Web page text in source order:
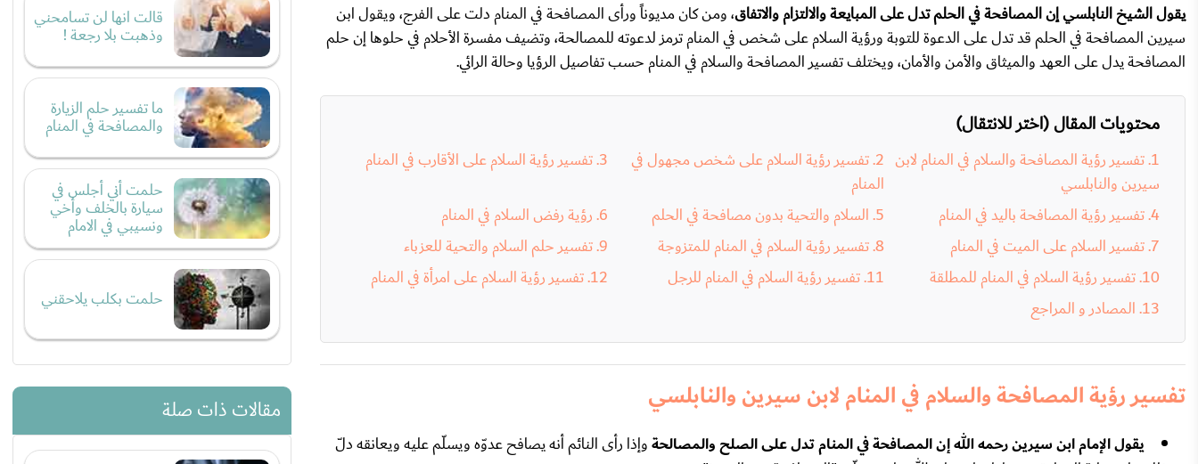
يقول الشيخ النابلسي إن المصافحة في الحلم تدل على المبايعة والالتزام والاتفاق، ومن كان مديوناً ورأى المصافحة في المنام دلت على الفرج، ويقول ابن
سيرين المصافحة في الحلم قد تدل على الدعوة للتوبة ورؤية السلام على شخص في المنام ترمز لدعوته للمصالحة، وتضيف مفسرة الأحلام في حلوها إن حلم
المصافحة يدل على العهد والميثاق والأمن والأمان، ويختلف تفسير المصافحة والسلام في المنام حسب تفاصيل الرؤيا وحالة الرائي.
محتويات المقال (اختر للانتقال)
تفسير رؤية المصافحة والسلام في المنام لابن
سيرين والنابلسي
تفسير رؤية السلام على شخص مجهول في
المنام
تفسير رؤية السلام على الأقارب في المنام
تفسير رؤية المصافحة باليد في المنام السلام والتحية بدون مصافحة في الحلم
رؤية رفض السلام في المنام
تفسير السلام على الميت في المنام
تفسير رؤية السلام في المنام للمتزوجة
تفسير حلم السلام والتحية للعزباء
تفسير رؤية السلام في المنام للمطلقة
تفسير رؤية السلام في المنام للرجل
تفسير رؤية السلام على امرأة في المنام
المصادر و المراجع
تفسير رؤية المصافحة والسلام في المنام لابن سيرين والنابلسي
يقول الإمام ابن سيرين رحمه الله إن المصافحة في المنام تدل على الصلح والمصالحةوإذا رأى النائم أنه يصافح عدوّه ويسلّم عليه ويعانقه دلّ
قالت انها لن تسامحني
وذهبت بلا رجعة !
ما تفسير حلم الزيارة
والمصافحة في المنام
حلمت أني أجلس في
سيارة بالخلف وأخي
ونسيبي في الامام
حلمت بكلب يلاحقني
مقالات ذات صلة